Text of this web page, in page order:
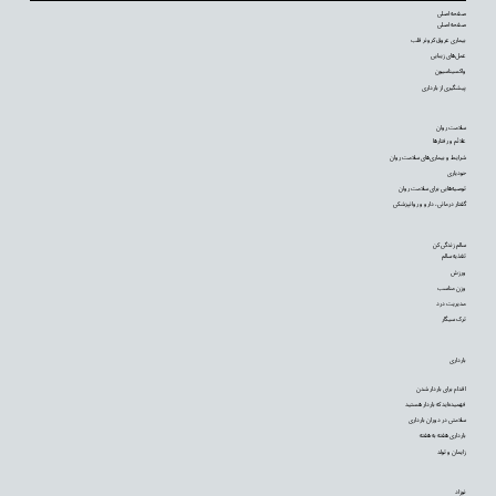
نوزاد
بارداری
اقدام برای باردار شدن
فهمیده‌اید که باردار هستید
سلامتی در دوران بارداری
بارداری هفته به هفته
زایمان و تولد
سالم زندگی کن
تغذیه سالم
ورزش
وزن مناسب
مدیریت درد
ترک سیگار
سلامت روان
علائم و رفتارها
شرایط و بیماری‌های سلامت روان
خودیاری
توصیه‌‌هایی برای سلامت روان
گفتار درمانی، دارو و روانپزشکی
صفحه اصلی
صفحه اصلی
بیماری عروق کرونر قلب
عمل‌های زیبایی
واکسیناسیون
پیشگیری از بارداری